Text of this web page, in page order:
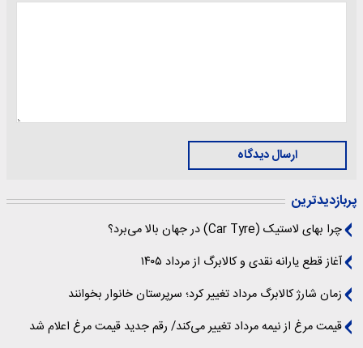
ارسال دیدگاه
پربازدیدترین
چرا بهای لاستیک (Car Tyre) در جهان بالا می‌برد؟
آغاز قطع یارانه نقدی و کالابرگ از مرداد ۱۴۰۵
زمان شارژ کالابرگ مرداد تغییر کرد؛ سرپرستان خانوار بخوانند
قیمت مرغ از نیمه مرداد تغییر می‌کند/ رقم جدید قیمت مرغ اعلام شد